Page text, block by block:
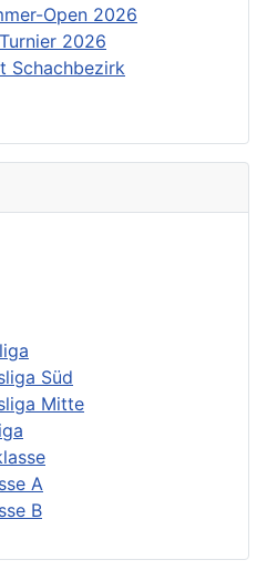
Open 2026
2026
Schachbezirk
Süd
Mitte
A
B